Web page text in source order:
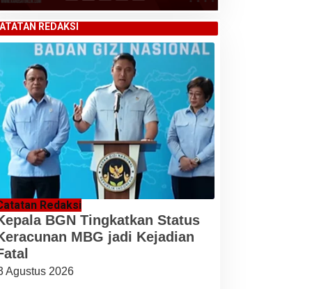
REDAKSI
Redaksi
BGN Tingkatkan Status
MBG jadi Kejadian
Agustus 2026